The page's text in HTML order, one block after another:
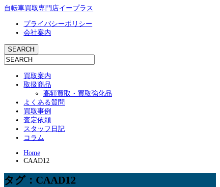
自転車買取専門店イープラス
プライバシーポリシー
会社案内
買取案内
取扱商品
高額買取・買取強化品
よくある質問
買取事例
査定依頼
スタッフ日記
コラム
Home
CAAD12
タグ：CAAD12